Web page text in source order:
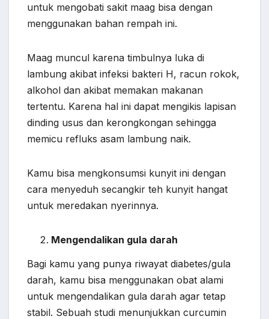
untuk mengobati sakit maag bisa dengan
menggunakan bahan rempah ini.
Maag muncul karena timbulnya luka di
lambung akibat infeksi bakteri H, racun rokok,
alkohol dan akibat memakan makanan
tertentu. Karena hal ini dapat mengikis lapisan
dinding usus dan kerongkongan sehingga
memicu refluks asam lambung naik.
Kamu bisa mengkonsumsi kunyit ini dengan
cara menyeduh secangkir teh kunyit hangat
untuk meredakan nyerinnya.
Mengendalikan gula darah
Bagi kamu yang punya riwayat diabetes/gula
darah, kamu bisa menggunakan obat alami
untuk mengendalikan gula darah agar tetap
stabil. Sebuah studi menunjukkan curcumin